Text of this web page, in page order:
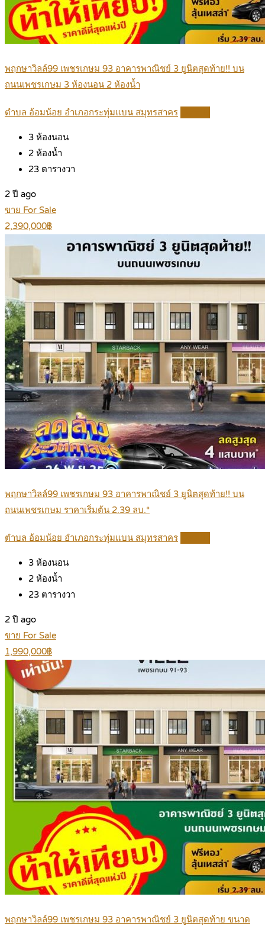
พฤกษาวิลล์99 เพชรเกษม 93 อาคารพาณิชย์ 3 ยูนิตสุดท้าย!! บน
ถนนเพชรเกษม 3 ห้องนอน 2 ห้องน้ำ
ตำบล อ้อมน้อย อำเภอกระทุ่มแบน สมุทรสาคร
3 ห้องนอน
2 ห้องน้ำ
23 ตารางวา
2 ปี ago
ขาย For Sale
2,390,000฿
พฤกษาวิลล์99 เพชรเกษม 93 อาคารพาณิชย์ 3 ยูนิตสุดท้าย!! บน
ถนนเพชรเกษม ราคาเริ่มต้น 2.39 ลบ.*
ตำบล อ้อมน้อย อำเภอกระทุ่มแบน สมุทรสาคร
3 ห้องนอน
2 ห้องน้ำ
23 ตารางวา
2 ปี ago
ขาย For Sale
1,990,000฿
พฤกษาวิลล์99 เพชรเกษม 93 อาคารพาณิชย์ 3 ยูนิตสุดท้าย ขนาด